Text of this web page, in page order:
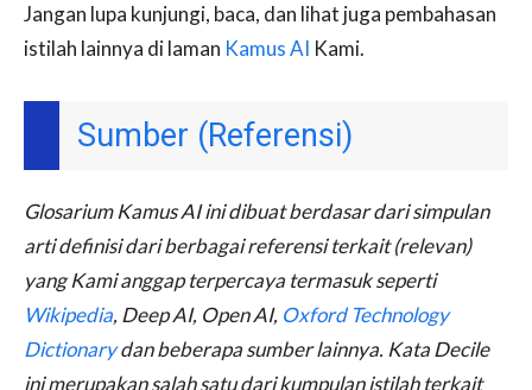
Jangan lupa kunjungi, baca, dan lihat juga pembahasan
istilah lainnya di laman Kamus AI Kami.
Sumber (Referensi)
Glosarium Kamus AI ini dibuat berdasar dari simpulan
arti definisi dari berbagai referensi terkait (relevan)
yang Kami anggap terpercaya termasuk seperti
Wikipedia, Deep AI, Open AI, Oxford Technology
Dictionarydan beberapa sumber lainnya. Kata Decile
ini merupakan salah satu dari kumpulan istilah terkait